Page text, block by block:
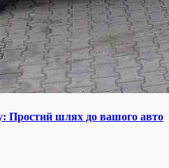
Простий шлях до вашого авто